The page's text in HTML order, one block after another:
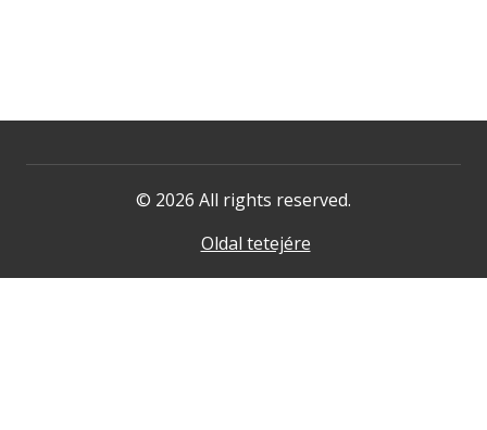
© 2026 All rights reserved.
Oldal tetejére